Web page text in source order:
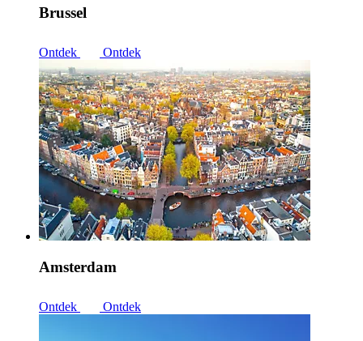
Brussel
Ontdek Ontdek
Amsterdam
Ontdek Ontdek